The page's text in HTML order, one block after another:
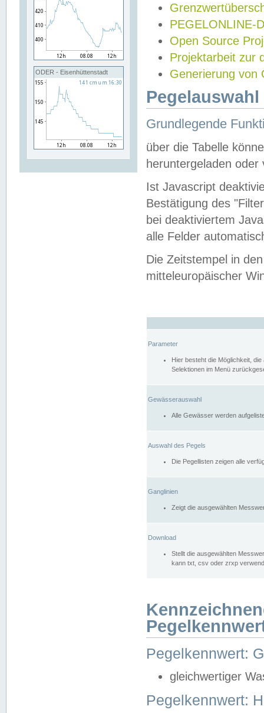
ODER - Eisenhüttenstadt
PEGELONLINE-
Open Source
Projektarbeit zur
Generierung von
Grundlegende
über die Tabelle
heruntergeladen oder
Ist Javascript
Bestätigung des
bei deaktiviertem
alle Felder
Die Zeitstempel in
mitteleuropäischer
Parameter
Hier besteht die Möglichkeit,
Selektionen im Menü
Gewässerauswahl
Alle Gewässer werden
Auswahl des Pegels
Die Pegellisten zeigen alle
Ganglinien
Zeigt die ausgewählten
Download
Stellt die ausgewählten
kann txt, csv oder zrxp
Pegelkennwert:
gleichwertiger
Pegelkennwert: